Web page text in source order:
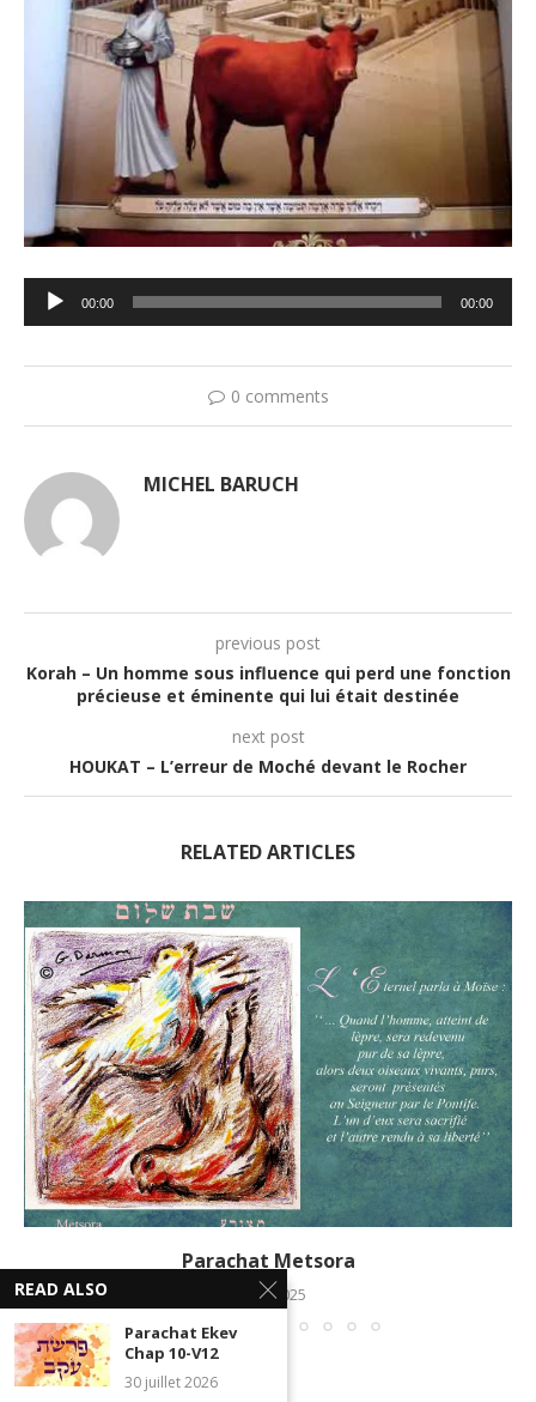
Lecteur
audio
00:00 00:00
0 comments
MICHEL BARUCH
previous post
Korah – Un homme sous influence qui perd une fonction
précieuse et éminente qui lui était destinée
next post
HOUKAT – L’erreur de Moché devant le Rocher
RELATED ARTICLES
Parachat Metsora
5 mai 2025
READ ALSO
Parachat Ekev
Chap 10-V12
30 juillet 2026